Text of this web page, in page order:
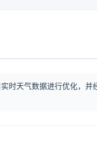
时天气数据进行优化，